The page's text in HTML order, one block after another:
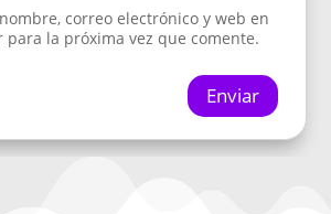
correo electrónico y web en
para la próxima vez que comente.
Enviar